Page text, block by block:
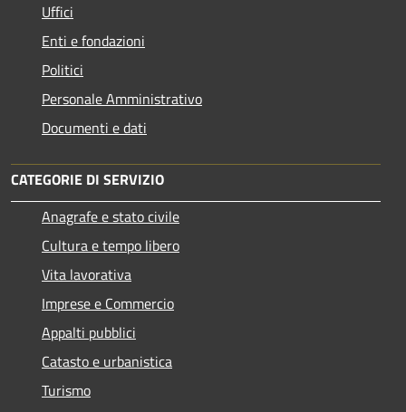
Uffici
Enti e fondazioni
Politici
Personale Amministrativo
Documenti e dati
CATEGORIE DI SERVIZIO
Anagrafe e stato civile
Cultura e tempo libero
Vita lavorativa
Imprese e Commercio
Appalti pubblici
Catasto e urbanistica
Turismo